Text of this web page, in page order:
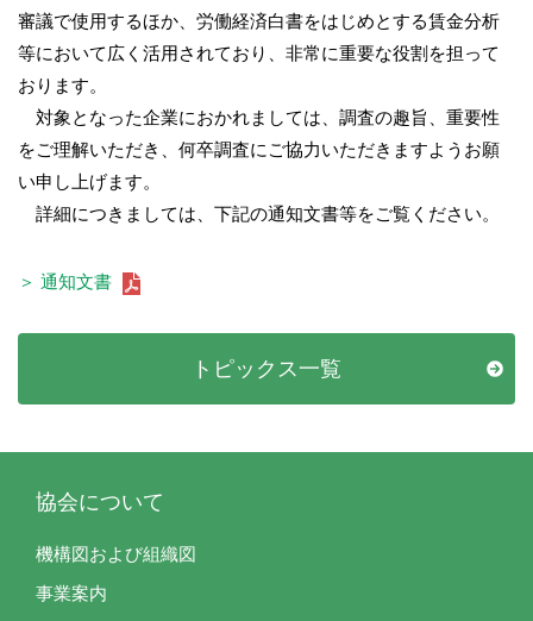
審議で使用するほか、労働経済白書をはじめとする賃金分析
等において広く活用されており、非常に重要な役割を担って
おります。
対象となった企業におかれましては、調査の趣旨、重要性
をご理解いただき、何卒調査にご協力いただきますようお願
い申し上げます。
詳細につきましては、下記の通知文書等をご覧ください。
＞ 通知文書
トピックス一覧
協会について
機構図および組織図
事業案内